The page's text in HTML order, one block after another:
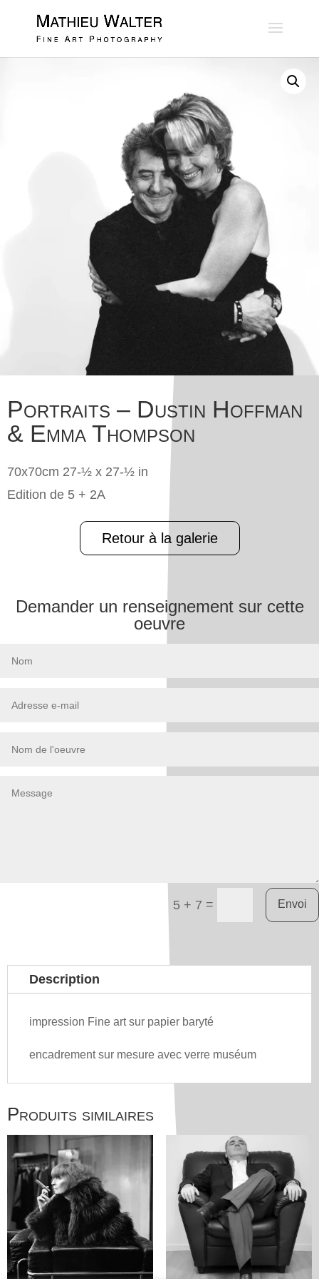
Portraits – Dustin Hoffman
& Emma Thompson
70x70cm 27-½ x 27-½ in
Edition de 5 + 2A
Retour à la galerie
Demander un renseignement sur cette
oeuvre
5 + 7 = Envoi
Description
impression Fine art sur papier baryté
encadrement sur mesure avec verre muséum
Produits similaires